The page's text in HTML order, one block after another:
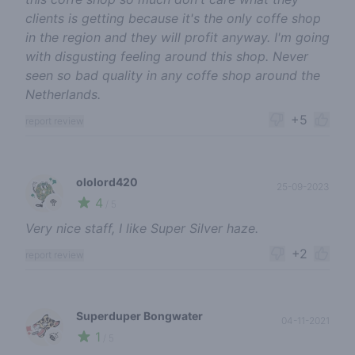
clients is getting because it's the only coffe shop
in the region and they will profit anyway. I'm going
with disgusting feeling around this shop. Never
seen so bad quality in any coffe shop around the
Netherlands.
+5
🥦
ololord420
4
25-09-2023
Very nice staff, I like Super Silver haze.
+2
🍃
Superduper Bongwater
1